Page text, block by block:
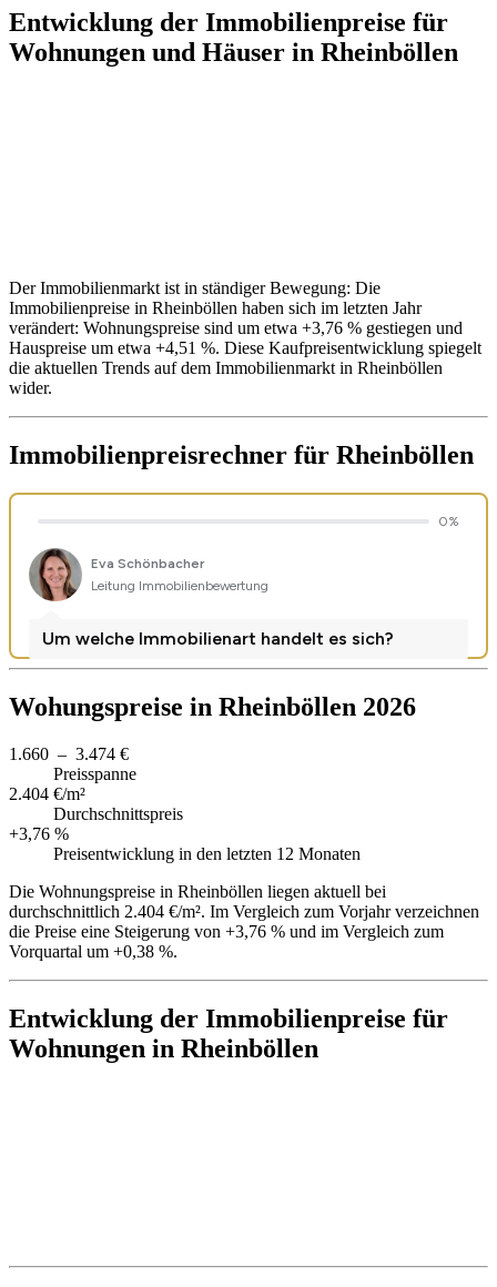
Entwicklung der Immobilienpreise für
Wohnungen und Häuser in Rheinböllen
Der Immobilienmarkt ist in ständiger Bewegung: Die
Immobilienpreise in Rheinböllen haben sich im letzten Jahr
verändert: Wohnungspreise sind um etwa +3,76 % gestiegen und
Hauspreise um etwa +4,51 %. Diese Kaufpreisentwicklung spiegelt
die aktuellen Trends auf dem Immobilienmarkt in Rheinböllen
wider.
Immobilienpreisrechner für Rheinböllen
Wohungspreise in Rheinböllen 2026
1.660 – 3.474 €
Preisspanne
2.404 €/m²
Durchschnittspreis
+3,76 %
Preisentwicklung in den letzten 12 Monaten
Die Wohnungspreise in Rheinböllen liegen aktuell bei
durchschnittlich 2.404 €/m². Im Vergleich zum Vorjahr verzeichnen
die Preise eine Steigerung von +3,76 % und im Vergleich zum
Vorquartal um +0,38 %.
Entwicklung der Immobilienpreise für
Wohnungen in Rheinböllen